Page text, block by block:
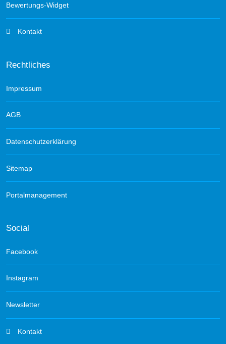
Bewertungs-Widget
Kontakt
Rechtliches
Impressum
AGB
Datenschutzerklärung
Sitemap
Portalmanagement
Social
Facebook
Instagram
Newsletter
Kontakt